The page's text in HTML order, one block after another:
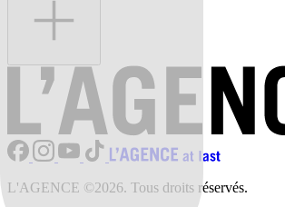
L'AGENCE ©2026. Tous droits réservés.